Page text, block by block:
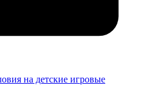
на детские игровые